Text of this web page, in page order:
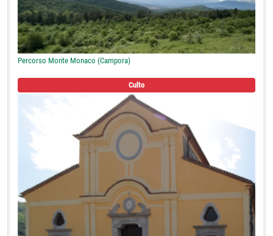
Percorso Monte Monaco (Campora)
Culto